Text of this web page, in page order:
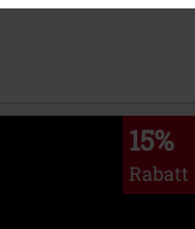
15%
Rabatt